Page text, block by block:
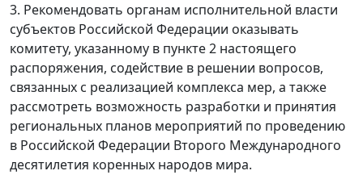
3. Рекомендовать органам исполнительной власти
субъектов Российской Федерации оказывать
комитету, указанному в пункте 2 настоящего
распоряжения, содействие в решении вопросов,
связанных с реализацией комплекса мер, а также
рассмотреть возможность разработки и принятия
региональных планов мероприятий по проведению
в Российской Федерации Второго Международного
десятилетия коренных народов мира.